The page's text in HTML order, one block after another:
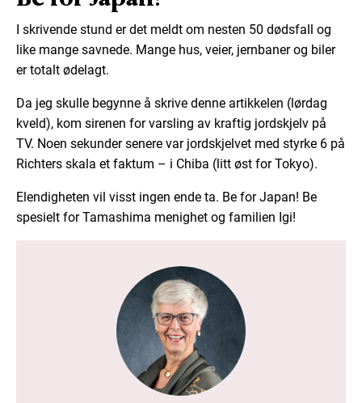
I skrivende stund er det meldt om nesten 50 dødsfall og
like mange savnede. Mange hus, veier, jernbaner og biler
er totalt ødelagt.
Da jeg skulle begynne å skrive denne artikkelen (lørdag
kveld), kom sirenen for varsling av kraftig jordskjelv på
TV. Noen sekunder senere var jordskjelvet med styrke 6 på
Richters skala et faktum – i Chiba (litt øst for Tokyo).
Elendigheten vil visst ingen ende ta. Be for Japan! Be
spesielt for Tamashima menighet og familien Igi!